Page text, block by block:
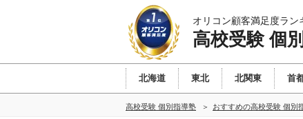
オリコン顧客満足度ラン
高校受験 個
北海道 東北 北関東 首
高校受験 個別指導塾 おすすめの高校受験 個別